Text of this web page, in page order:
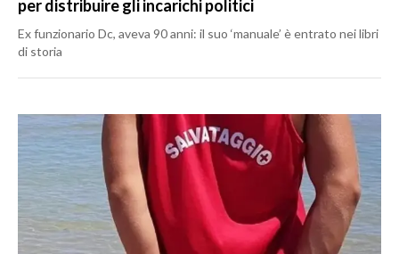
per distribuire gli incarichi politici
Ex funzionario Dc, aveva 90 anni: il suo ‘manuale’ è entrato nei libri
di storia